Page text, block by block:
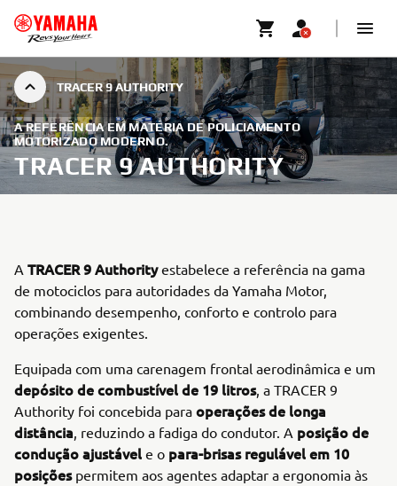
TRACER 9 AUTHORITY
A REFERÊNCIA EM MATÉRIA DE POLICIAMENTO
MOTORIZADO MODERNO.
TRACER 9 AUTHORITY
A TRACER 9 Authorityestabelece a referência na gama
de motociclos para autoridades da Yamaha Motor,
combinando desempenho, conforto e controlo para
operações exigentes.
Equipada com uma carenagem frontal aerodinâmica e um
depósito de combustível de 19 litros, a TRACER 9
Authority foi concebida para operações de longa
distância, reduzindo a fadiga do condutor. A posição de
condução ajustável e o para-brisas regulável em 10
posiçõespermitem aos agentes adaptar a ergonomia às